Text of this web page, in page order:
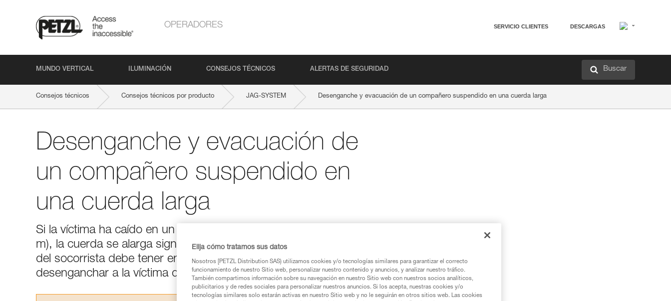
OPERADORES SERVICIO CLIENTES DESCARGAS
MUNDO VERTICAL ILUMINACIÓN CONSEJOS TÉCNICOS ALERTAS DE SEGURIDAD Buscar
Consejos técnicos Consejos técnicos por producto JAG-SYSTEM Desenganche y evacuación de un compañero suspendido en una cuerda larga
Desenganche y evacuación de
un compañero suspendido en
una cuerda larga
Si la víctima ha caído en un tramo largo de cuerda (aproximadamente, más de 20
m), la cuerda se alarga significativamente debido al peso de la víctima. La acción
del socorrista debe tener en cuenta los efectos de la elasticidad en el momento de
desenganchar a la víctima de la cuerda.
Elija cómo tratamos sus datos
Nosotros [PETZL Distribution SAS) utilizamos cookies y/o tecnologías similares para garantizar el correcto
funcionamiento de nuestro Sitio web, personalizar nuestro contenido y anuncios, y analizar nuestro tráfico.
También compartimos información sobre su navegación en nuestro Sitio web con nuestros socios analíticos,
publicitarios y de redes sociales para personalizar nuestros anuncios. Si los acepta, nuestras cookies y/o
tecnologías similares solo estarán activas en nuestro Sitio web y no le seguirán en otros sitios web. Las cookies